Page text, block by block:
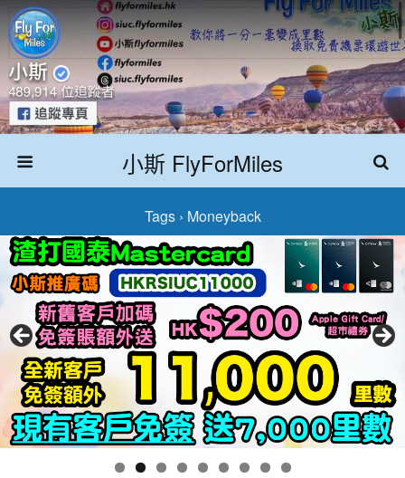
小斯 FlyForMiles
Tags › Moneyback